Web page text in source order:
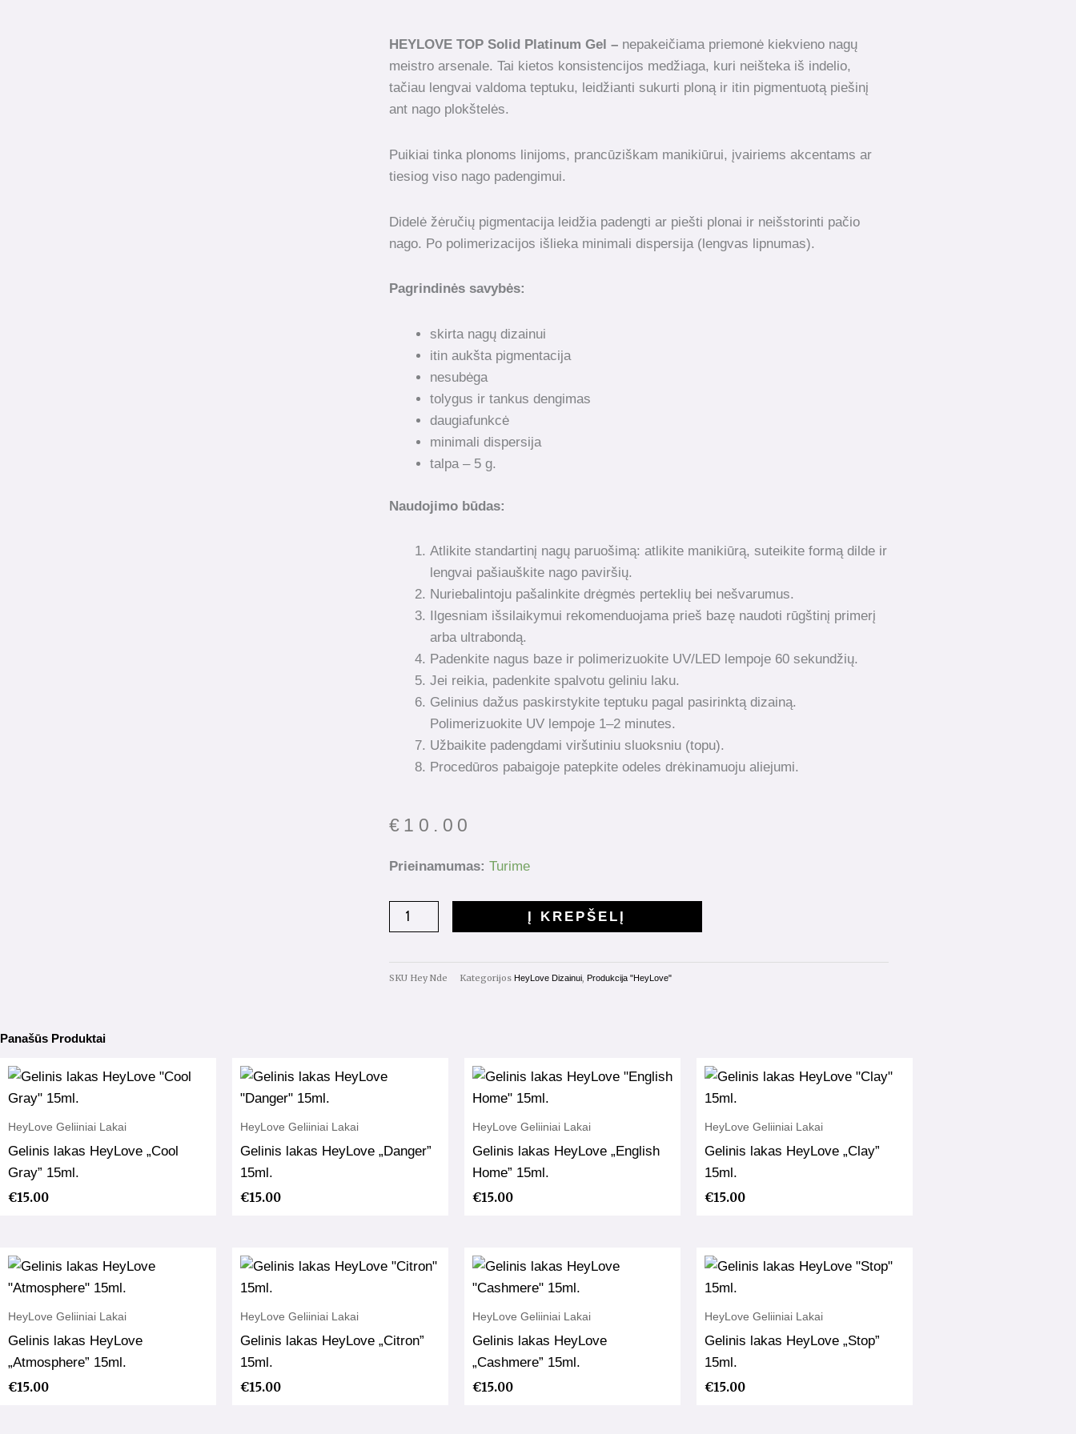
HEYLOVE TOP Solid Platinum Gel – nepakeičiama priemonė kiekvieno nagų
meistro arsenale. Tai kietos konsistencijos medžiaga, kuri neišteka iš indelio,
tačiau lengvai valdoma teptuku, leidžianti sukurti ploną ir itin pigmentuotą piešinį
ant nago plokštelės.
Puikiai tinka plonoms linijoms, prancūziškam manikiūrui, įvairiems akcentams ar
tiesiog viso nago padengimui.
Didelė žėručių pigmentacija leidžia padengti ar piešti plonai ir neišstorinti pačio
nago. Po polimerizacijos išlieka minimali dispersija (lengvas lipnumas).
Pagrindinės savybės:
skirta nagų dizainui
itin aukšta pigmentacija
nesubėga
tolygus ir tankus dengimas
daugiafunkcė
minimali dispersija
talpa – 5 g.
Naudojimo būdas:
Atlikite standartinį nagų paruošimą: atlikite manikiūrą, suteikite formą dilde ir
lengvai pašiauškite nago paviršių.
Nuriebalintoju pašalinkite drėgmės perteklių bei nešvarumus.
Ilgesniam išsilaikymui rekomenduojama prieš bazę naudoti rūgštinį primerį
arba ultrabondą.
Padenkite nagus baze ir polimerizuokite UV/LED lempoje 60 sekundžių.
Jei reikia, padenkite spalvotu geliniu laku.
Gelinius dažus paskirstykite teptuku pagal pasirinktą dizainą.
Polimerizuokite UV lempoje 1–2 minutes.
Užbaikite padengdami viršutiniu sluoksniu (topu).
Procedūros pabaigoje patepkite odeles drėkinamuoju aliejumi.
€ 10.00
Prieinamumas: Turime
produkto
HeyLove
Solid
gel
Į KREPŠELĮ
SKU Hey Nde Kategorijos HeyLove Dizainui Produkcija "HeyLove"
Panašūs Produktai
HeyLove Geliiniai Lakai
Gelinis lakas HeyLove „Cool
Gray” 15ml.
€15.00
HeyLove Geliiniai Lakai
Gelinis lakas HeyLove „Danger”
15ml.
€15.00
HeyLove Geliiniai Lakai
Gelinis lakas HeyLove „English
Home” 15ml.
€15.00
HeyLove Geliiniai Lakai
Gelinis lakas HeyLove „Clay”
15ml.
€15.00
HeyLove Geliiniai Lakai
Gelinis lakas HeyLove
„Atmosphere” 15ml.
€15.00
HeyLove Geliiniai Lakai
Gelinis lakas HeyLove „Citron”
15ml.
€15.00
HeyLove Geliiniai Lakai
Gelinis lakas HeyLove
„Cashmere” 15ml.
€15.00
HeyLove Geliiniai Lakai
Gelinis lakas HeyLove „Stop”
15ml.
€15.00